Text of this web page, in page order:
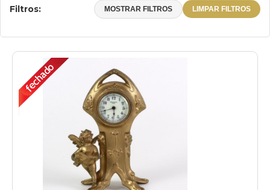
Filtros: MOSTRAR FILTROS LIMPAR FILTROS